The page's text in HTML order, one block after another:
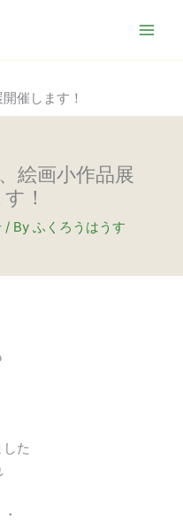
催します！
絵画小作品展
！
/ By ふくろうはうす
た